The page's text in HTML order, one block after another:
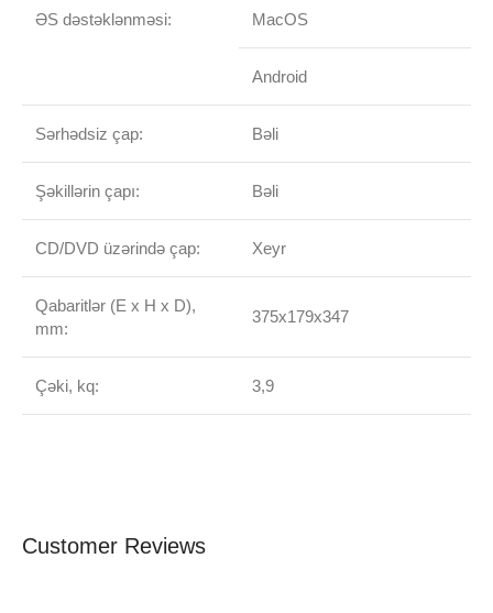
ƏS dəstəklənməsi: MacOS
Android
Sərhədsiz çap: Bəli
Şəkillərin çapı: Bəli
CD/DVD üzərində çap: Xeyr
Qabaritlər (E x H x D),
mm:
375x179x347
Çəki, kq: 3,9
Customer Reviews